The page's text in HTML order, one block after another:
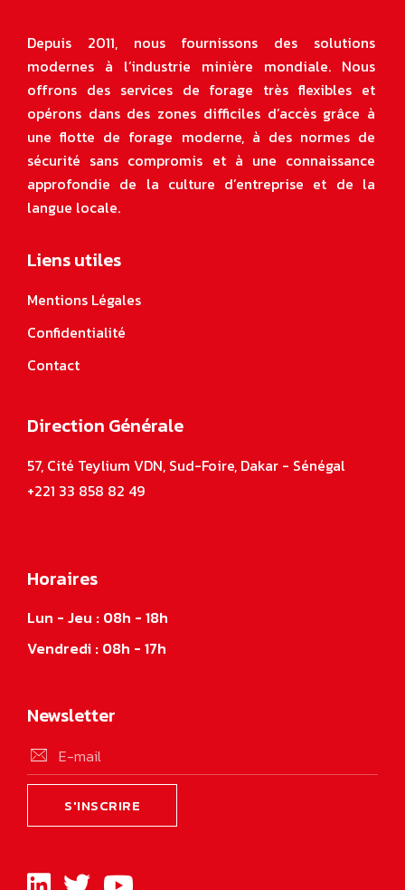
Depuis 2011, nous fournissons des solutions
modernes à l’industrie minière mondiale. Nous
offrons des services de forage très flexibles et
opérons dans des zones difficiles d’accès grâce à
une flotte de forage moderne, à des normes de
sécurité sans compromis et à une connaissance
approfondie de la culture d’entreprise et de la
langue locale.
Liens utiles
Mentions Légales
Confidentialité
Contact
Direction Générale
57, Cité Teylium VDN, Sud-Foire, Dakar - Sénégal
+221 33 858 82 49
Horaires
Lun - Jeu : 08h - 18h
Vendredi : 08h - 17h
Newsletter